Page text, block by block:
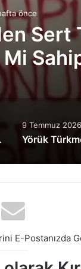
önce
Sert
Sahip
9 Temmuz 2026
E-Postanızda